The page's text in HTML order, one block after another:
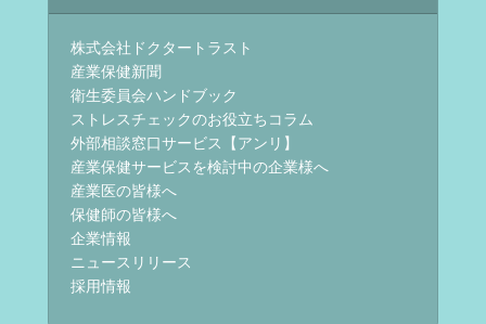
株式会社ドクタートラスト
産業保健新聞
衛生委員会ハンドブック
ストレスチェックのお役立ちコラム
外部相談窓口サービス【アンリ】
産業保健サービスを検討中の企業様へ
産業医の皆様へ
保健師の皆様へ
企業情報
ニュースリリース
採用情報